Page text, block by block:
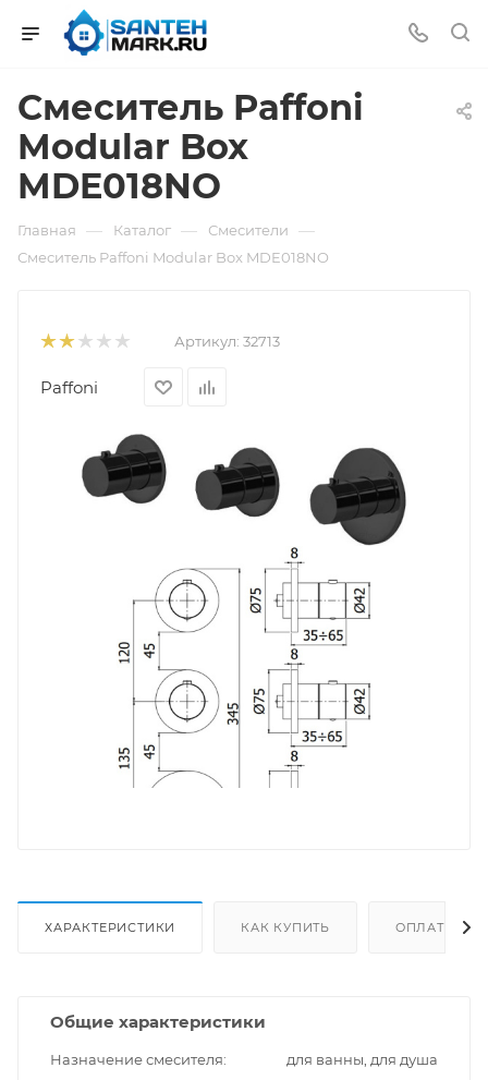
Смеситель Paffoni
Modular Box
MDE018NO
Главная — Каталог — Смесители —
Смеситель Paffoni Modular Box MDE018NO
Артикул: 32713
Paffoni
ХАРАКТЕРИСТИКИ КАК КУПИТЬ ОПЛАТА
Общие характеристики
Назначение смесителя
для ванны, для душа